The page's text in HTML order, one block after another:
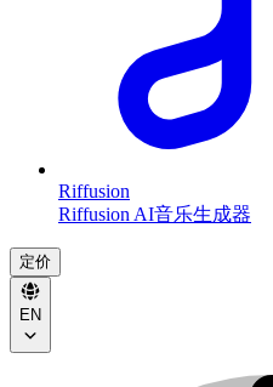
Riffusion
Riffusion AI音乐生成器
定价
EN